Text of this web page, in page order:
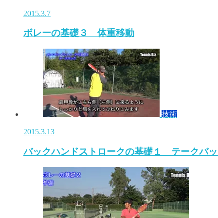
2015.3.7
ボレーの基礎３ 体重移動
技術
2015.3.13
バックハンドストロークの基礎１ テークバ